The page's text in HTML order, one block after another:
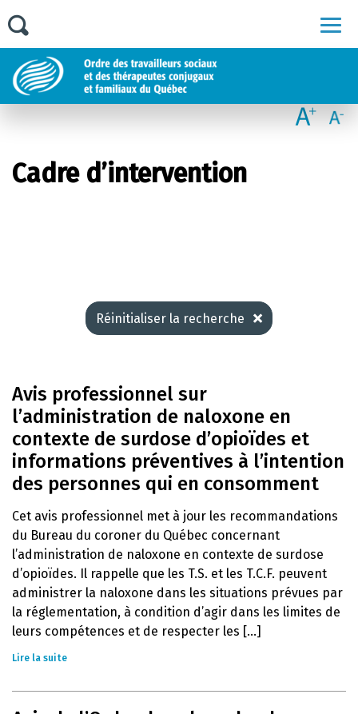
Cadre d’intervention
Réinitialiser la recherche
Avis professionnel sur
l’administration de naloxone en
contexte de surdose d’opioïdes et
informations préventives à l’intention
des personnes qui en consomment
Cet avis professionnel met à jour les recommandations
du Bureau du coroner du Québec concernant
l’administration de naloxone en contexte de surdose
d’opioïdes. Il rappelle que les T.S. et les T.C.F. peuvent
administrer la naloxone dans les situations prévues par
la réglementation, à condition d’agir dans les limites de
leurs compétences et de respecter les [...]
Lire la suite